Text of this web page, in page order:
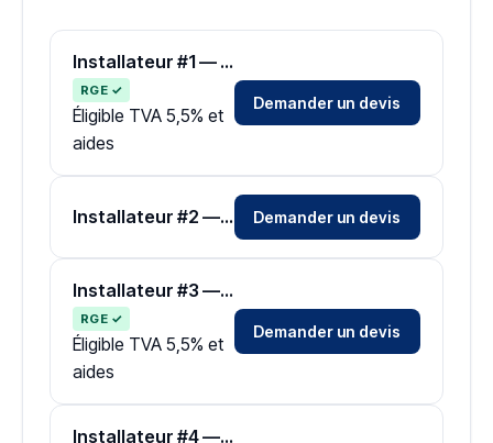
Installateur #1 — Zone Tarn
RGE ✓
Éligible TVA 5,5% et
aides
Demander un devis
Installateur #2 — Zone Tarn Demander un devis
Installateur #3 — Zone Tarn
RGE ✓
Éligible TVA 5,5% et
aides
Demander un devis
Installateur #4 — Zone Tarn